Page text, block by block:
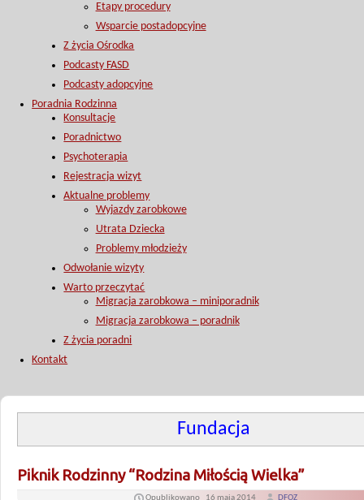
Etapy procedury
Wsparcie postadopcyjne
Z życia Ośrodka
Podcasty FASD
Podcasty adopcyjne
Poradnia Rodzinna
Konsultacje
Poradnictwo
Psychoterapia
Rejestracja wizyt
Aktualne problemy
Wyjazdy zarobkowe
Utrata Dziecka
Problemy młodzieży
Odwołanie wizyty
Warto przeczytać
Migracja zarobkowa – miniporadnik
Migracja zarobkowa – poradnik
Z życia poradni
Kontakt
Fundacja
Piknik Rodzinny “Rodzina Miłością Wielka”
Opublikowano 16 maja 2014 DFOZ